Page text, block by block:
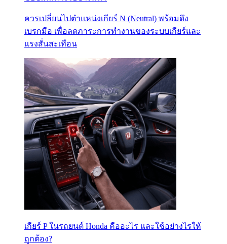
ควรเปลี่ยนไปตำแหน่งเกียร์ N (Neutral) พร้อมดึง
เบรกมือ เพื่อลดภาระการทำงานของระบบเกียร์และ
แรงสั่นสะเทือน
เกียร์ P ในรถยนต์ Honda คืออะไร และใช้อย่างไรให้
ถูกต้อง?